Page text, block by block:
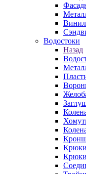
Водостоки
Назад
Крюки